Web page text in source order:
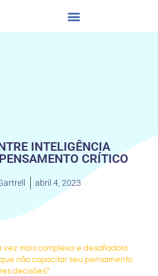
INTELIGÊNCIA
CRÍTICO
abril 4, 2023
vez mais complexa e desafiadora.
não capacitar seu pensamento
decisões?